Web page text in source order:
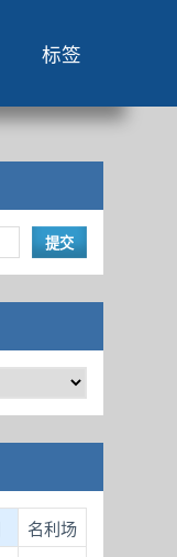
标签
名利场